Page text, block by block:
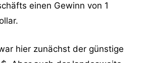
einen Gewinn von 1
hier zunächst der günstige